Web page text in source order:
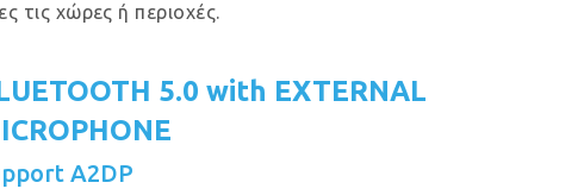
τις χώρες ή περιοχές.
5.0 with EXTERNAL
A2DP